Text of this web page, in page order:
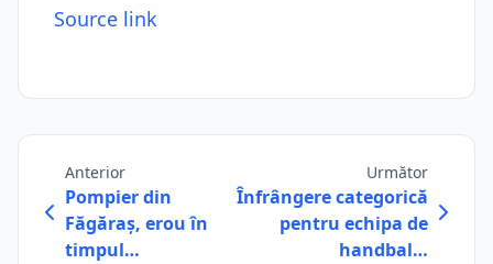
Source link
Anterior
Pompier din
Făgăraș, erou în
timpul…
Următor
Înfrângere categorică
pentru echipa de
handbal…